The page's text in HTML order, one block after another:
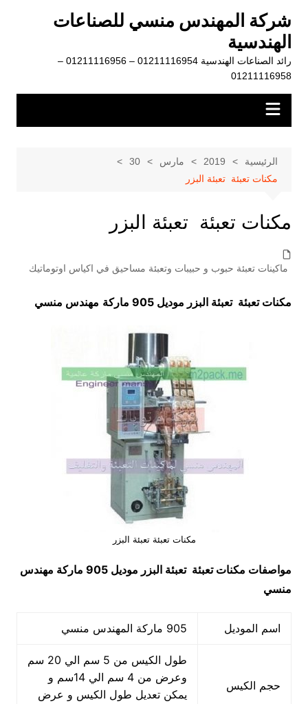
المحتوى
شركة المهندس منسي للصناعات
الهندسية
رائد الصناعات الهندسية 01211116954 – 01211116956 –
01211116958
الرئيسية 2019 مارس
30
مكنات تعبئة تعبئة البزر
مكنات تعبئة تعبئة البزر
ماكينات تعبئة حبوب و حبيبات وتعبئة مساحيق في اكياس اوتوماتيك
مكنات تعبئة تعبئة البزر موديل 905 ماركة مهندس منسي
مكنات تعبئة تعبئة البزر
مواصفات مكنات تعبئة تعبئة البزر
موديل 905 ماركة مهندس
منسي
اسم الموديل 905 ماركة المهندس منسي
حجم الكيس
طول الكيس من 5 سم الي 20 سم
وعرض من 4 سم الي 14سم و
يمكن تعديل طول الكيس و عرض